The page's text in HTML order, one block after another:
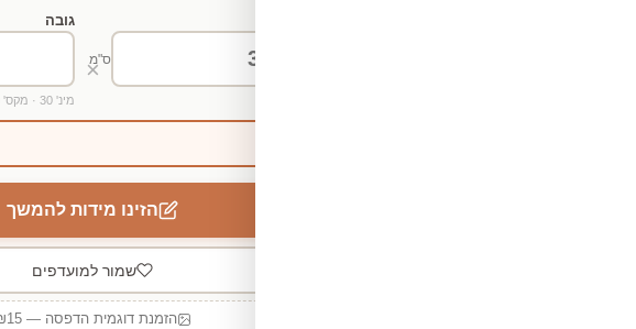
ס"מ
×
גובה
מינ' 30 · מקס' 500
הזינו מידות להמשך
שמור למועדפים
הזמנת דוגמית הדפסה — ₪15